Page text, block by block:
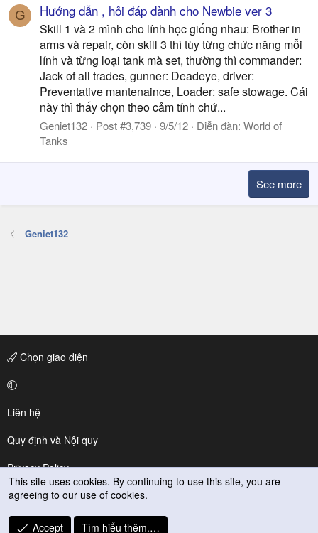
G Hướng dẫn , hỏi đáp dành cho Newbie ver 3
Skill 1 và 2 mình cho lính học giống nhau: Brother in
arms và repair, còn skill 3 thì tùy từng chức năng mỗi
lính và từng loại tank mà set, thường thì commander:
Jack of all trades, gunner: Deadeye, driver:
Preventative mantenaince, Loader: safe stowage. Cái
này thì thấy chọn theo cảm tính chứ...
Geniet132 Post #3,739 9/5/12 Diễn đàn: World of
Tanks
See more
Geniet132
Chọn giao diện
Liên hệ
Quy định và Nội quy
Privacy Policy
Trợ giúp
R
This site uses cookies. By continuing to use this site, you are
agreeing to our use of cookies.
Accept Tìm hiểu thêm.…